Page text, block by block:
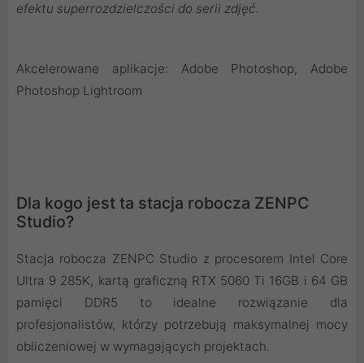
efektu superrozdzielczości do serii zdjęć.
Akcelerowane aplikacje: Adobe Photoshop, Adobe
Photoshop Lightroom
Dla kogo jest ta stacja robocza ZENPC
Studio?
Stacja robocza ZENPC Studio z procesorem Intel Core
Ultra 9 285K, kartą graficzną RTX 5060 Ti 16GB i 64 GB
pamięci DDR5 to idealne rozwiązanie dla
profesjonalistów, którzy potrzebują maksymalnej mocy
obliczeniowej w wymagających projektach.